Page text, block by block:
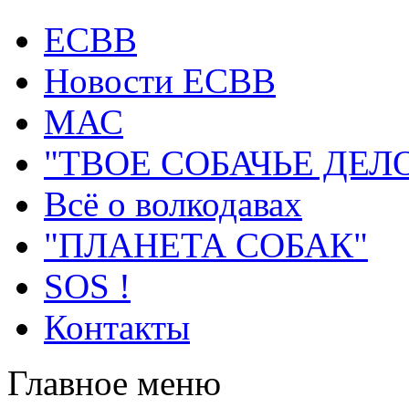
ECВB
Новости ЕСВВ
МАС
"ТВОЕ СОБАЧЬЕ
Всё о волкодавах
"ПЛАНЕТА СОБАК"
SOS !
Контакты
Главное меню